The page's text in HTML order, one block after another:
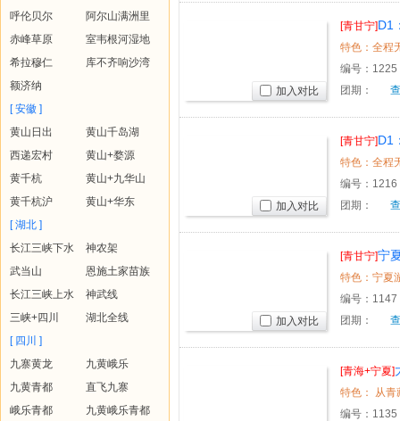
呼伦贝尔
阿尔山满洲里
赤峰草原
室韦根河湿地
希拉穆仁
库不齐响沙湾
额济纳
[ 安徽 ]
黄山日出
黄山千岛湖
西递宏村
黄山+婺源
黄千杭
黄山+九华山
黄千杭沪
黄山+华东
[ 湖北 ]
长江三峡下水
神农架
武当山
恩施土家苗族
长江三峡上水
神武线
三峡+四川
湖北全线
[ 四川 ]
九寨黄龙
九黄峨乐
九黄青都
直飞九寨
峨乐青都
九黄峨乐青都
[青甘宁]D1
特色：全程
编号： 1225
团期：
加入对比
[青甘宁]D1
特色：全程
编号： 1216
团期：
加入对比
[青甘宁]宁
编号： 1147
团期：
加入对比
[青海+宁夏]
编号： 1135